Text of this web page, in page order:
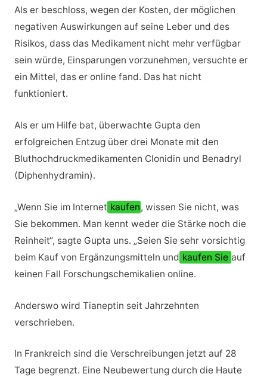
Als er beschloss, wegen der Kosten, der möglichen
negativen Auswirkungen auf seine Leber und des
Risikos, dass das Medikament nicht mehr verfügbar
sein würde, Einsparungen vorzunehmen, versuchte er
ein Mittel, das er online fand. Das hat nicht
funktioniert.
Als er um Hilfe bat, überwachte Gupta den
erfolgreichen Entzug über drei Monate mit den
Bluthochdruckmedikamenten Clonidin und Benadryl
(Diphenhydramin).
„Wenn Sie im Internet kaufen, wissen Sie nicht, was
Sie bekommen. Man kennt weder die Stärke noch die
Reinheit“, sagte Gupta uns. „Seien Sie sehr vorsichtig
beim Kauf von Ergänzungsmitteln und kaufen Sie auf
keinen Fall Forschungschemikalien online.
Anderswo wird Tianeptin seit Jahrzehnten
verschrieben.
In Frankreich sind die Verschreibungen jetzt auf 28
Tage begrenzt. Eine Neubewertung durch die Haute